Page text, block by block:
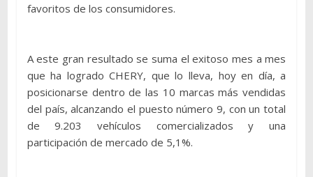
favoritos de los consumidores.
A este gran resultado se suma el exitoso mes a mes
que ha logrado CHERY, que lo lleva, hoy en día, a
posicionarse dentro de las 10 marcas más vendidas
del país, alcanzando el puesto número 9, con un total
de 9.203 vehículos comercializados y una
participación de mercado de 5,1%.